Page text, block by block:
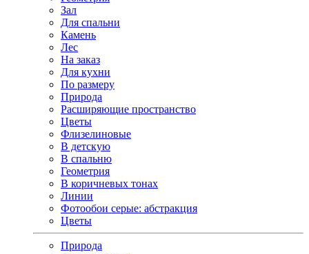
Зал
Для спальни
Камень
Лес
На заказ
Для кухни
По размеру
Природа
Расширяющие пространство
Цветы
Флизелиновые
В детскую
В спальню
Геометрия
В коричневых тонах
Линии
Фотообои серые: абстракция
Цветы
Природа